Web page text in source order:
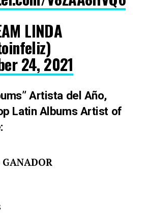
LINDA
24, 2021
Artista del Año,
Latin Albums Artist of